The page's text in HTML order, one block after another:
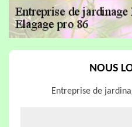
NOUS
Entreprise de